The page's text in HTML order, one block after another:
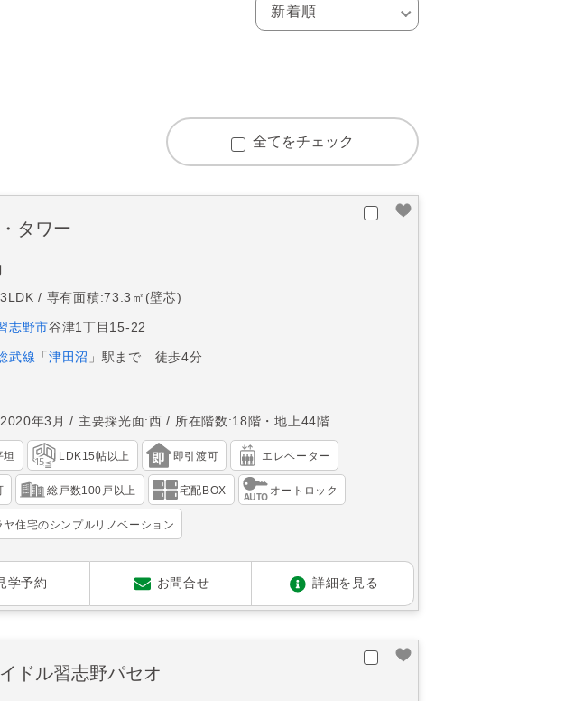
全てをチェック
タワー
専有面積:73.3㎡(壁芯)
志野市谷津1丁目15-22
武線 「 津田沼 」駅まで 徒歩4分
年3月 主要採光面:西 所在階数:18階・地上44階
坦 LDK15帖以上 即引渡可 エレベーター
総戸数100戸以上 宅配BOX オートロック
ヤ住宅のシンプルリノベーション
学予約 お問合せ 詳細を見る
ドル習志野パセオ